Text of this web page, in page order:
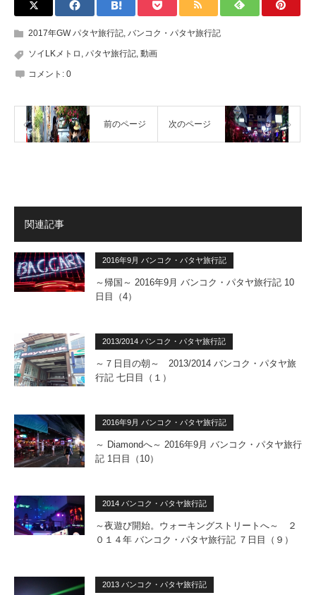
2017年GW パタヤ旅行記 バンコク・パタヤ旅行記
ソイLKメトロ パタヤ旅行記 動画
コメント: 0
前のページ 次のページ
関連記事
2016年9月 バンコク・パタヤ旅行記
～帰国～ 2016年9月 バンコク・パタヤ旅行記 10
日目（4）
2013/2014 バンコク・パタヤ旅行記
～７日目の朝～ 2013/2014 バンコク・パタヤ旅
行記 七日目（１）
2016年9月 バンコク・パタヤ旅行記
～ Diamondへ～ 2016年9月 バンコク・パタヤ旅行
記 1日目（10）
2014 バンコク・パタヤ旅行記
～夜遊び開始。ウォーキングストリートへ～ ２
０１４年 バンコク・パタヤ旅行記 ７日目（９）
2013 バンコク・パタヤ旅行記